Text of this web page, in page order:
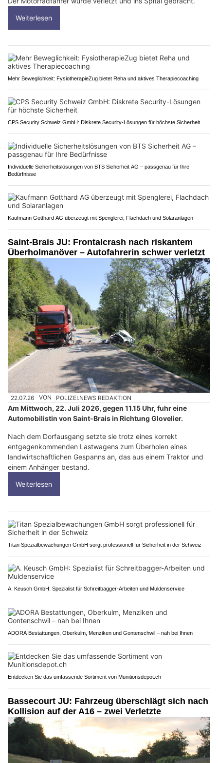
Weiterlesen
Mehr Beweglichkeit: FysiotherapieZug bietet Reha und aktives Therapiecoaching
CPS Security Schweiz GmbH: Diskrete Security-Lösungen für höchste Sicherheit
Individuelle Sicherheitslösungen von BTS Sicherheit AG – passgenau für Ihre
Bedürfnisse
Kaufmann Gotthard AG überzeugt mit Spenglerei, Flachdach und Solaranlagen
Saint-Brais JU: Frontalcrash nach riskantem
Überholmanöver – Autofahrerin schwer verletzt
22.07.26 VON POLIZEI.NEWS REDAKTION
Am Mittwoch, 22. Juli 2026, gegen 11.15 Uhr, fuhr eine
Automobilistin von Saint-Brais in Richtung Glovelier.
Nach dem Dorfausgang setzte sie trotz eines korrekt
entgegenkommenden Lastwagens zum Überholen eines
landwirtschaftlichen Gespanns an, das aus einem Traktor und
einem Anhänger bestand.
Weiterlesen
Titan Spezialbewachungen GmbH sorgt professionell für Sicherheit in der Schweiz
A. Keusch GmbH: Spezialist für Schreitbagger-Arbeiten und Muldenservice
ADORA Bestattungen, Oberkulm, Menziken und Gontenschwil – nah bei Ihnen
Entdecken Sie das umfassende Sortiment von Munitionsdepot.ch
Bassecourt JU: Fahrzeug überschlägt sich nach
Kollision auf der A16 – zwei Verletzte